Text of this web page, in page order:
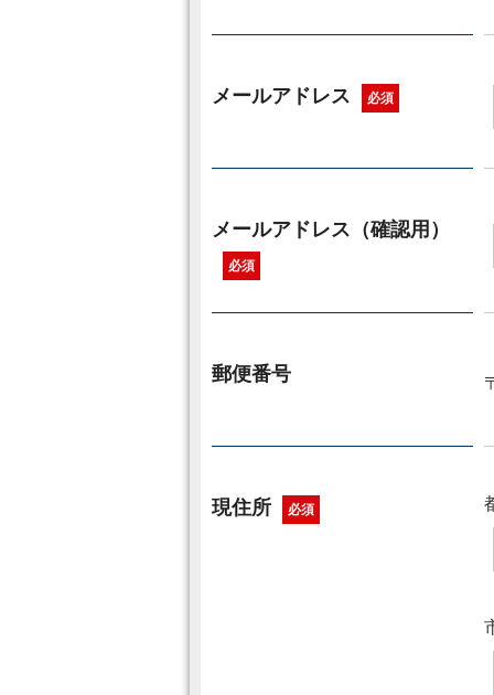
メールアドレス 必須
メールアドレス（確認用）
必須
郵便番号
現住所 必須